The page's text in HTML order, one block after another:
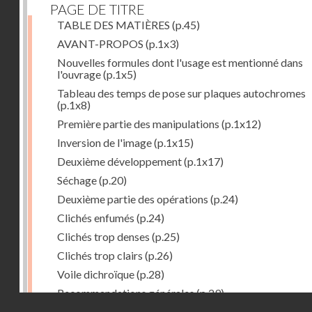
PAGE DE TITRE
TABLE DES MATIÈRES (p.45)
AVANT-PROPOS (p.1x3)
Nouvelles formules dont l'usage est mentionné dans
l'ouvrage(p.1x5)
Tableau des temps de pose sur plaques autochromes
(p.1x8)
Première partie des manipulations (p.1x12)
Inversion de l'image(p.1x15)
Deuxième développement(p.1x17)
Séchage(p.20)
Deuxième partie des opérations (p.24)
Clichés enfumés (p.24)
Clichés trop denses (p.25)
Clichés trop clairs (p.26)
Voile dichroïque(p.28)
Recommandations générales(p.29)